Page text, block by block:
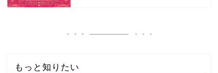
もっと知りたい